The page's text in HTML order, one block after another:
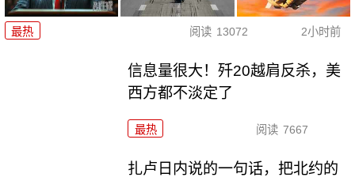
最热 阅读 13072 2小时前
信息量很大！歼20越肩反杀，美
西方都不淡定了
最热 阅读 7667
扎卢日内说的一句话，把北约的